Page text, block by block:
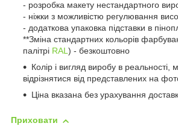
- розробка макету нестандартного
- ніжки з можливістю регулювання
- додаткова упаковка підставки в
**Зміна стандартних кольорів
палітрі RAL) - безкоштовно
Колір і вигляд виробу в реальності,
відрізнятися від представлених на
Ціна вказана без урахування
Приховати